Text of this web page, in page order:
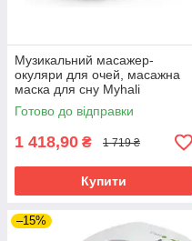
Музикальний масажер-
окуляри для очей, масажна
маска для сну Myhali
216A/MH-295 Таймер 15хв.
Білий
Готово до відправки
1 418,90 ₴ 1 719 ₴
Купити
–15%